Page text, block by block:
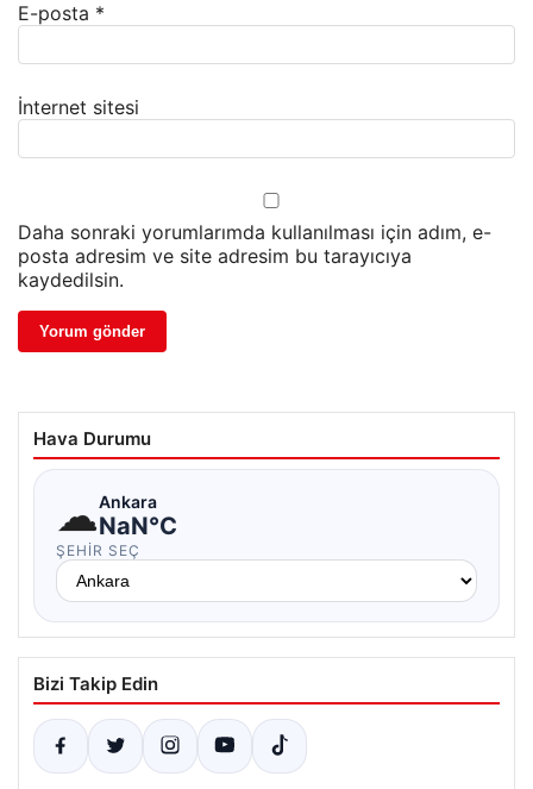
E-posta *
İnternet sitesi
Daha sonraki yorumlarımda kullanılması için adım, e-
posta adresim ve site adresim bu tarayıcıya
kaydedilsin.
Hava Durumu
☁Ankara
NaN°C
ŞEHIR SEÇ
Bizi Takip Edin